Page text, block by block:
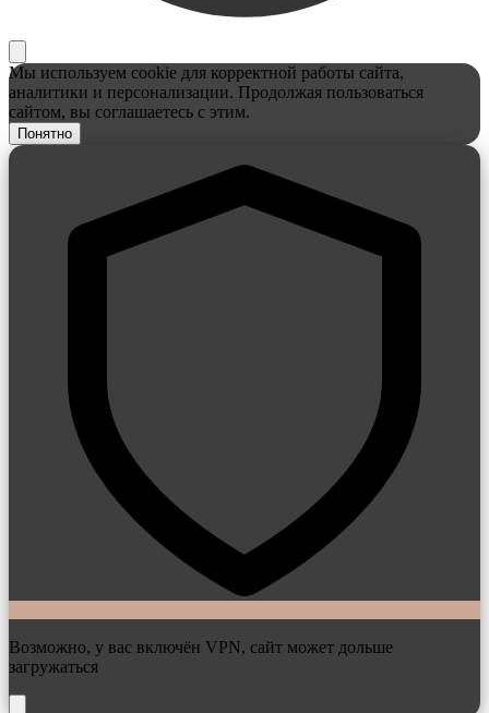
Мы используем cookie для корректной работы сайта,
аналитики и персонализации. Продолжая пользоваться
сайтом, вы соглашаетесь с этим.
Понятно
Возможно, у вас включён VPN, сайт может дольше
загружаться